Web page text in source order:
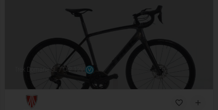
Trek Domane SL 7 Di2 12V